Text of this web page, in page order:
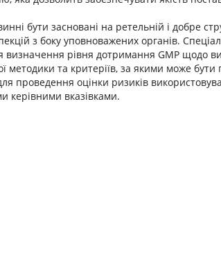
бути засновані на ретельній і добре
з боку уповноважених органів.
визначення рівня дотримання GMP щодо
методики та критеріїв, за якими може бути
проведення оцінки ризиків
керівними вказівками.